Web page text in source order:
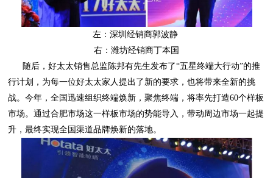
左：深圳经销商郭波静
右：潍坊经销商丁本国
升，最终实现全国渠道品牌焕新的落地。